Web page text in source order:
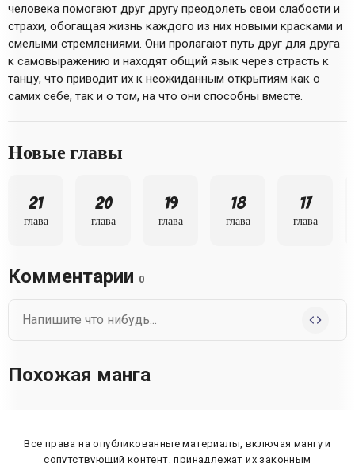
человека помогают друг другу преодолеть свои слабости и
страхи, обогащая жизнь каждого из них новыми красками и
смелыми стремлениями. Они пролагают путь друг для друга
к самовыражению и находят общий язык через страсть к
танцу, что приводит их к неожиданным открытиям как о
самих себе, так и о том, на что они способны вместе.
Новые главы
21
глава
20
глава
19
глава
18
глава
17
глава
Комментарии 0
Похожая манга
Все права на опубликованные материалы, включая мангу и
сопутствующий контент, принадлежат их законным